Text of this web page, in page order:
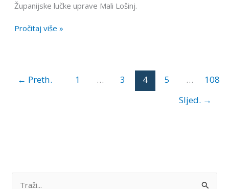
Županijske lučke uprave Mali Lošinj.
Županijske
uprave
Pročitaj više »
← Preth. 1 … 3 4 5 …
108
Sljed. →